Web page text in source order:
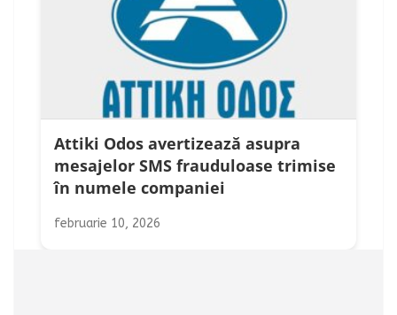
Attiki Odos avertizează asupra
mesajelor SMS frauduloase trimise
în numele companiei
februarie 10, 2026